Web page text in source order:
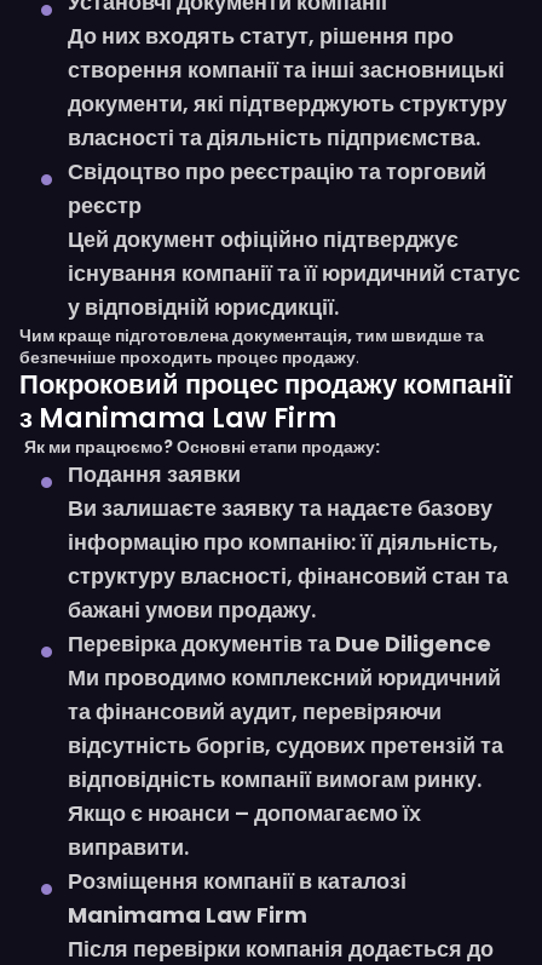
До них входять статут, рішення про
створення компанії та інші засновницькі
документи, які підтверджують структуру
власності та діяльність підприємства.
Свідоцтво про реєстрацію та торговий
реєстр
Цей документ офіційно підтверджує
існування компанії та її юридичний статус
у відповідній юрисдикції.
Чим краще підготовлена документація, тим швидше та
безпечніше проходить процес продажу.
Покроковий процес продажу компанії
з Manimama Law Firm
Як ми працюємо? Основні етапи продажу:
Подання заявки
Ви залишаєте заявку та надаєте базову
інформацію про компанію: її діяльність,
структуру власності, фінансовий стан та
бажані умови продажу.
Перевірка документів та Due Diligence
Ми проводимо комплексний юридичний
та фінансовий аудит, перевіряючи
відсутність боргів, судових претензій та
відповідність компанії вимогам ринку.
Якщо є нюанси – допомагаємо їх
виправити.
Розміщення компанії в каталозі
Manimama Law Firm
Після перевірки компанія додається до